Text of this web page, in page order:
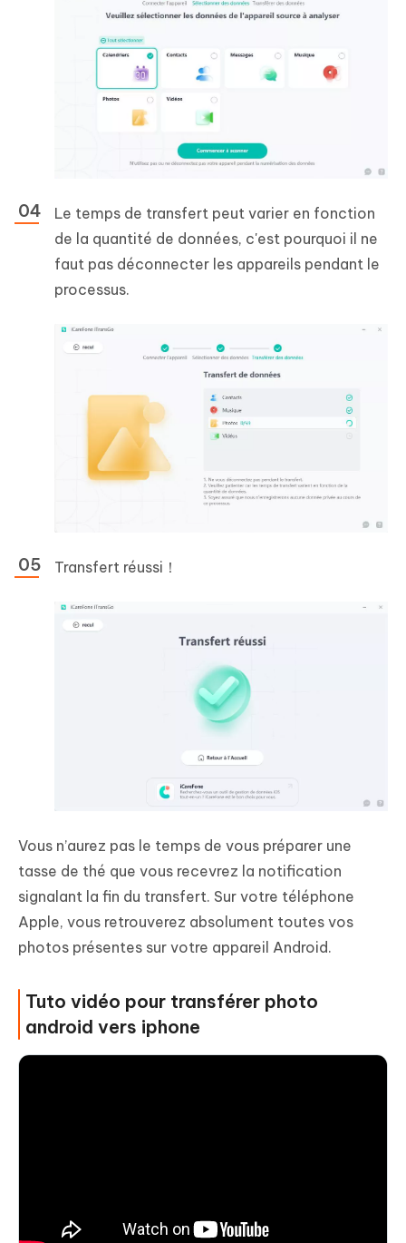
Le temps de transfert peut varier en fonction
de la quantité de données, c'est pourquoi il ne
faut pas déconnecter les appareils pendant le
processus.
Transfert réussi！
Vous n’aurez pas le temps de vous préparer une
tasse de thé que vous recevrez la notification
signalant la fin du transfert. Sur votre téléphone
Apple, vous retrouverez absolument toutes vos
photos présentes sur votre appareil Android.
Tuto vidéo pour transférer photo
android vers iphone